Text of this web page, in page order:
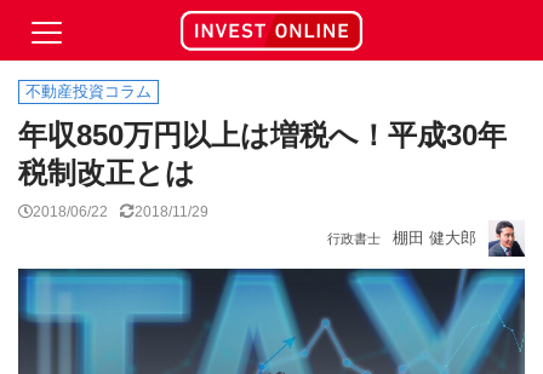
不動産投資コラム
年収850万円以上は増税へ！平成30年
税制改正とは
2018/06/22 2018/11/29
行政書士 棚田 健大郎